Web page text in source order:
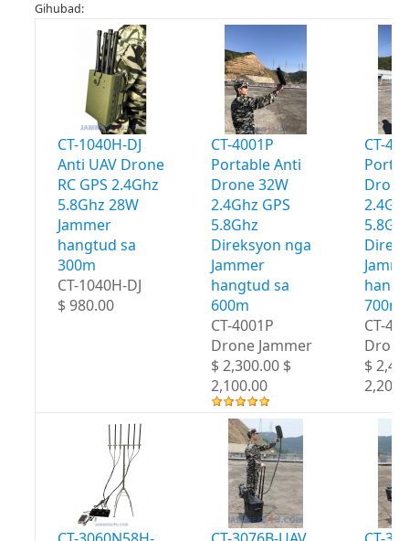
Gihubad:
CT-1040H-DJ
Anti UAV Drone
RC GPS 2.4Ghz
5.8Ghz 28W
Jammer
hangtud sa
300m
CT-1040H-DJ
$ 980.00
CT-4001P
Portable Anti
Drone 32W
2.4Ghz GPS
5.8Ghz
Direksyon nga
Jammer
hangtud sa
600m
CT-4001P
Drone Jammer
$ 2,300.00 $
2,100.00
CT-
700m
CT-
$